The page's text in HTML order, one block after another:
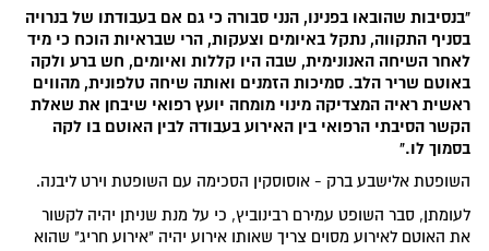
"בנסיבות שהובאו בפנינו, הנני סבורה כי גם אם בעבודתו של בנרויה
בסניף התקווה, נתקל באיומים וצעקות, הרי שבראיות הוכח כי מיד
לאחר השיחה האנונימית, שבה היו קללות ואיומים, חש ברע ולקה
באוטם שריר הלב. סמיכות הזמנים ואותה שיחה טלפונית, מהווים
ראשית ראיה המצדיקה מינוי מומחה יועץ רפואי שיבחן את שאלת
הקשר הסיבתי הרפואי בין האירוע בעבודה לבין האוטם בו לקה
בסמוך לו."
השופטת אלישבע ברק - אוסוסקין הסכימה עם השופטת וירט ליבנה.
לעומתן, סבר השופט עמירם רבינוביץ, כי על מנת שניתן יהיה לקשור
את האוטם לאירוע מסוים צריך שאותו אירוע יהיה "אירוע חריג" שהוא